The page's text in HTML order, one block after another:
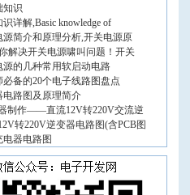
知识
详解,Basic knowledge of
源简介和原理分析,开关电源原
解决开关电源啸叫问题！开关
源的几种常用软启动电路
必备的20个电子线路图盘点
电路图及原理简介
制作——直流12V转220V交流逆
转220V逆变器电路图(含PCB图
器电路图